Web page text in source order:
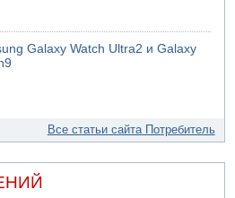
Galaxy Watch Ultra2 и Galaxy
Все статьи сайта Потребитель